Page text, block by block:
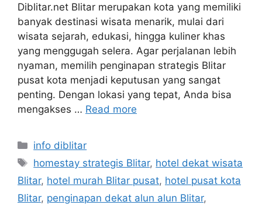
Diblitar.net Blitar merupakan kota yang memiliki
banyak destinasi wisata menarik, mulai dari
wisata sejarah, edukasi, hingga kuliner khas
yang menggugah selera. Agar perjalanan lebih
nyaman, memilih penginapan strategis Blitar
pusat kota menjadi keputusan yang sangat
penting. Dengan lokasi yang tepat, Anda bisa
mengakses … Read more
Categories
info diblitar
Tags
homestay strategis Blitar, hotel dekat wisata
Blitar, hotel murah Blitar pusat, hotel pusat kota
Blitar, penginapan dekat alun alun Blitar,